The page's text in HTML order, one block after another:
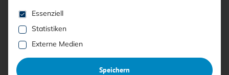
Anzeige
NIS-2: Mehr als eine
Es folgt eine Liste der Service-Gruppen, für die eine
Essenziell
Statistiken
Externe Medien
Speichern